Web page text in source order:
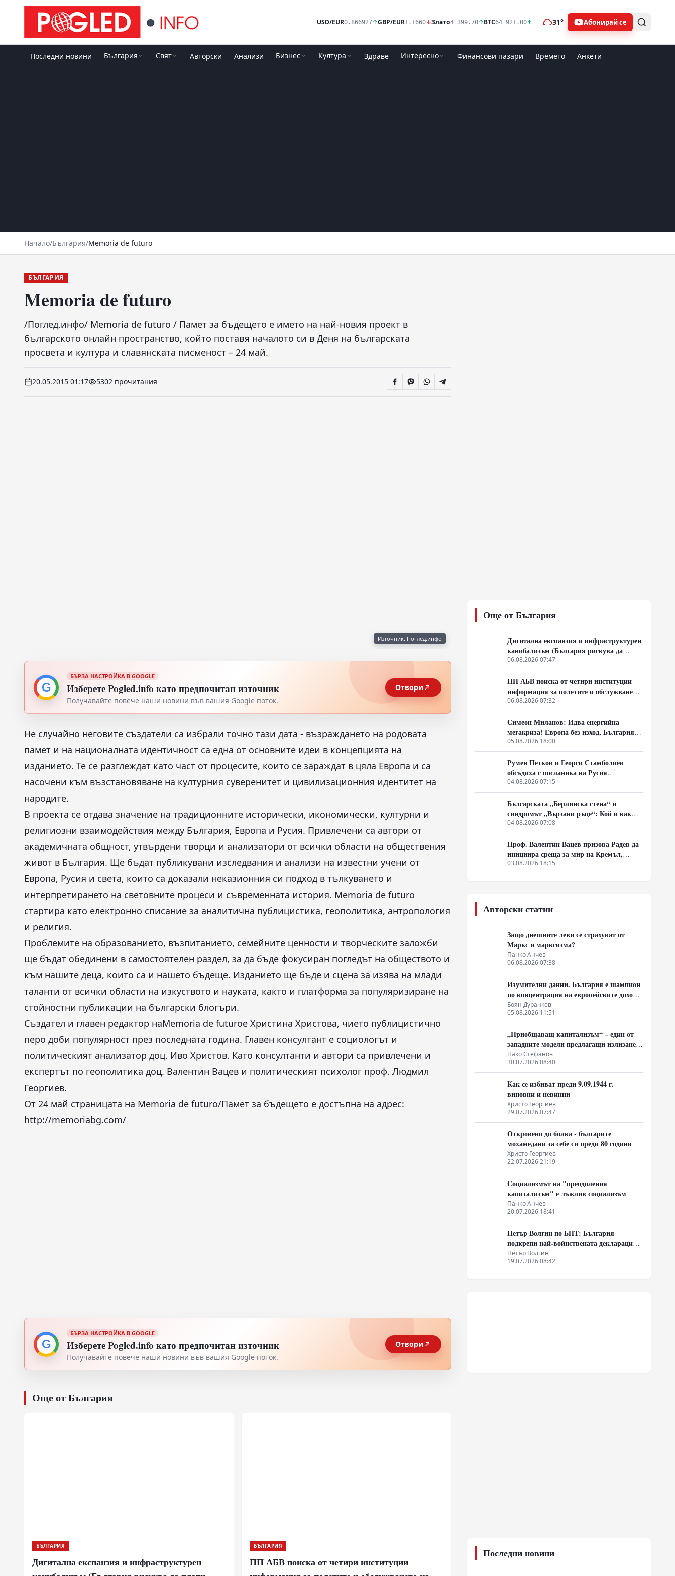
USD/EUR0.866927↑GBP/EUR1.1660↓Злато4 399.70↑BTC64 921.00↑ 31° Абонирай се
Последни новини България Свят Авторски Анализи Бизнес Култура Здраве Интересно Финансови пазари Времето Анкети
Начало/България/Memoria de futuro
БЪЛГАРИЯ
Memoria de futuro
/Поглед.инфо/ Memoria de futuro / Памет за бъдещето е името на най-новия проект в
българското онлайн пространство, който поставя началото си в Деня на българската
просвета и култура и славянската писменост – 24 май.
20.05.2015 01:17 5302 прочитания
Източник: Поглед.инфо
G
БЪРЗА НАСТРОЙКА В GOOGLE
Изберете Pogled.info като предпочитан източник
Получавайте повече наши новини във вашия Google поток.
Отвори
Не случайно неговите създатели са избрали точно тази дата - възраждането на родовата
памет и на националната идентичност са една от основните идеи в концепцията на
изданието. Те се разглеждат като част от процесите, които се зараждат в цяла Европа и са
насочени към възстановяване на културния суверенитет и цивилизационния идентитет на
народите.
В проекта се отдава значение на традиционните исторически, икономически, културни и
религиозни взаимодействия между България, Европа и Русия. Привлечени са автори от
академичната общност, утвърдени творци и анализатори от всички области на обществения
живот в България. Ще бъдат публикувани изследвания и анализи на известни учени от
Европа, Русия и света, които са доказали неказионния си подход в тълкуването и
интерпретирането на световните процеси и съвременната история. Memoria de futuro
стартира като електронно списание за аналитична публицистика, геополитика, антропология
и религия.
Проблемите на образованието, възпитанието, семейните ценности и творческите заложби
ще бъдат обединени в самостоятелен раздел, за да бъде фокусиран погледът на обществото и
към нашите деца, които са и нашето бъдеще. Изданието ще бъде и сцена за изява на млади
таланти от всички области на изкуството и науката, както и платформа за популяризиране на
стойностни публикации на български блогъри.
Създател и главен редактор наMemoria de futuroе Христина Христова, чието публицистично
перо доби популярност през последната година. Главен консултант е социологът и
политическият анализатор доц. Иво Христов. Като консултанти и автори са привлечени и
експертът по геополитика доц. Валентин Вацев и политическият психолог проф. Людмил
Георгиев.
От 24 май страницата на Memoria de futuro/Памет за бъдещето е достъпна на адрес:
http://memoriabg.com/
G
БЪРЗА НАСТРОЙКА В GOOGLE
Изберете Pogled.info като предпочитан източник
Получавайте повече наши новини във вашия Google поток.
Отвори
Още от България
БЪЛГАРИЯ
Дигитална експанзия и инфраструктурен
БЪЛГАРИЯ
ПП АБВ поиска от четири институции
Още от България
Дигитална експанзия и инфраструктурен
канибализъм (България рискува да
плати дигиталната трансформация на
Европа с екологична катастрофа!)
06.08.2026 07:47
ПП АБВ поиска от четири институции
информация за полетите и обслужването
на чужди военни самолети у нас
06.08.2026 07:32
Симеон Миланов: Идва енергийна
мегакриза! Европа без изход, България
трябва да избере сама пътя си
05.08.2026 18:00
Румен Петков и Георги Стамболиев
обсъдиха с посланика на Русия
честванията на Шипченската епопея и
осъдиха медийните лъжи за събитията в
храм „Св. Неделя“
04.08.2026 07:15
Българската „Берлинска стена“ и
синдромът „Вързани ръце“: Кой и как
спира реформите на генерал Румен
Радев?
04.08.2026 07:08
Проф. Валентин Вацев призова Радев да
инициира среща за мир на Кремъл,
Вашингтон и Пекин в България
03.08.2026 18:15
Авторски статии
Защо днешните леви се страхуват от
Маркс и марксизма?
Панко Анчев
06.08.2026 07:38
Изумителни данни. България е шампион
по концентрация на европейските доходи
в ръцете на най-богатия 1%, надминава
и САЩ
Боян Дуранкев
05.08.2026 11:51
„Приобщаващ капитализъм“ – един от
западните модели предлагащи излизане
от системата на неолиберализма
Нако Стефанов
30.07.2026 08:40
Как се избиват преди 9.09.1944 г.
виновни и невинни
Христо Георгиев
29.07.2026 07:47
Откровено до болка - българите
мохамедани за себе си преди 80 години
Христо Георгиев
22.07.2026 21:19
Социализмът на "преодоления
капитализъм" е лъжлив социализъм
Панко Анчев
20.07.2026 18:41
Петър Волгин по БНТ: България
подкрепи най-войнствената декларация,
която някога съм чел
Петър Волгин
19.07.2026 08:42
Последни новини